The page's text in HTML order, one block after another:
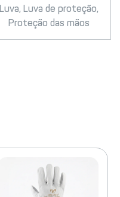
Luva, Luva de proteção,
Proteção das mãos